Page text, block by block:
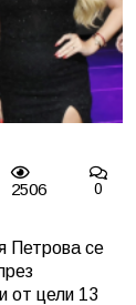
2506 0
Петрова се
от цели 13